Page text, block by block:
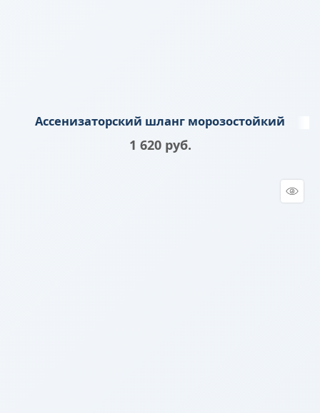
Ассенизаторский шланг морозостойкий
1 620 руб.